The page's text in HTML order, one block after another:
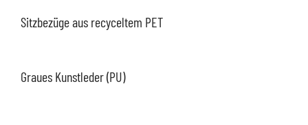
Sitzbezüge aus recyceltem PET
Graues Kunstleder (PU)